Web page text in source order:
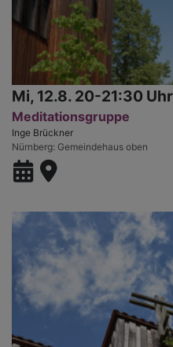
Mi, 12.8. 20-21:30 Uhr
Meditationsgruppe
Inge Brückner
Nürnberg Gemeindehaus oben